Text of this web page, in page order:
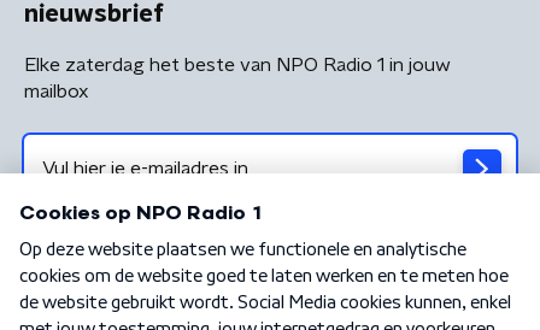
nieuwsbrief
Elke zaterdag het beste van NPO Radio 1 in jouw
mailbox
Algemene voorwaarden